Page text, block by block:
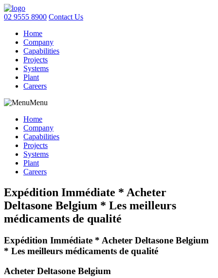
02 9555 8900 Contact Us
Home
Company
Capabilities
Projects
Systems
Plant
Careers
Menu
Home
Company
Capabilities
Projects
Systems
Plant
Careers
Expédition Immédiate * Acheter
Deltasone Belgium * Les meilleurs
médicaments de qualité
Expédition Immédiate * Acheter Deltasone Belgium
* Les meilleurs médicaments de qualité
Acheter Deltasone Belgium